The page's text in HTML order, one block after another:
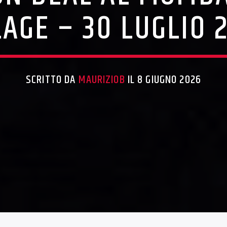
– 30 LUGLIO
SCRITTO DA MAURIZIOB IL 8 GIUGNO 2026